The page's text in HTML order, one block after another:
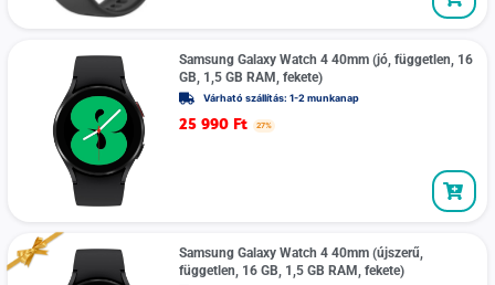
Samsung Galaxy Watch 4 40mm (jó, független, 16
GB, 1,5 GB RAM, fekete)
Várható szállítás: 1-2 munkanap
25 990 Ft 27%
Samsung Galaxy Watch 4 40mm (újszerű,
független, 16 GB, 1,5 GB RAM, fekete)